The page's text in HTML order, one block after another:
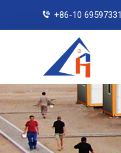
+86-10 69597331